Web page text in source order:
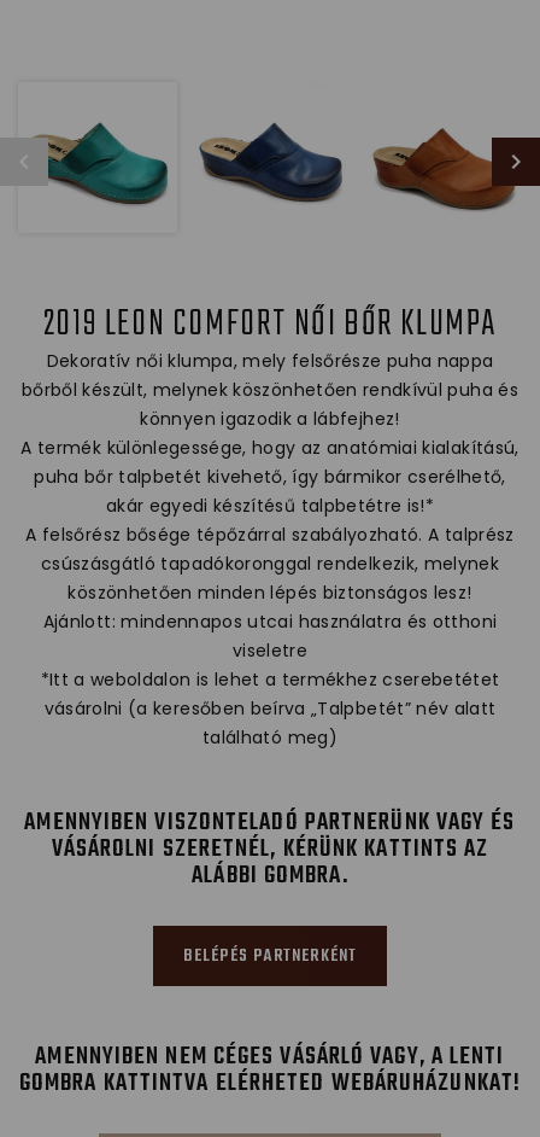
2019 LEON COMFORT NŐI BŐR KLUMPA
Dekoratív női klumpa, mely felsőrésze puha nappa
bőrből készült, melynek köszönhetően rendkívül puha és
könnyen igazodik a lábfejhez!
A termék különlegessége, hogy az anatómiai kialakítású,
puha bőr talpbetét kivehető, így bármikor cserélhető,
akár egyedi készítésű talpbetétre is!*
A felsőrész bősége tépőzárral szabályozható. A talprész
csúszásgátló tapadókoronggal rendelkezik, melynek
köszönhetően minden lépés biztonságos lesz!
Ajánlott: mindennapos utcai használatra és otthoni
viseletre
*Itt a weboldalon is lehet a termékhez cserebetétet
vásárolni (a keresőben beírva „Talpbetét” név alatt
található meg)
AMENNYIBEN VISZONTELADÓ PARTNERÜNK VAGY ÉS
VÁSÁROLNI SZERETNÉL, KÉRÜNK KATTINTS AZ
ALÁBBI GOMBRA.
BELÉPÉS PARTNERKÉNT
AMENNYIBEN NEM CÉGES VÁSÁRLÓ VAGY, A LENTI
GOMBRA KATTINTVA ELÉRHETED WEBÁRUHÁZUNKAT!